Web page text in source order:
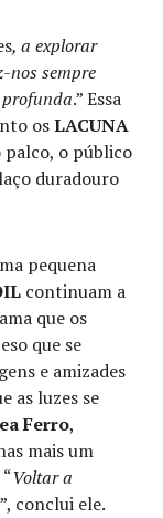
, a explorar
nos sempre
.” Essa
osLACUNA
palco, o público
duradouro
pequena
continuam a
que os
que se
e amizades
as luzes se
Ferro,
mais um
Voltar a
”, conclui ele.